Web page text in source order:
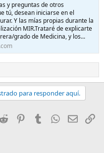
y preguntas de otros
tú, desean iniciarse en el
Y las mías propias durante la
MIR.Trataré de explicarte
grado de Medicina, y los...
para responder aquí.
Reddit PinterestTumblr WhatsApp
E-mail